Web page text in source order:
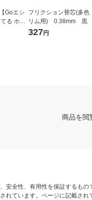
Goエシ
る ホワ
ノック
フリクション替芯(多色
リム用) 0.38mm 黒
本 LFBTRF30UF-3B
327円
商品を閲
全性、有用性を保証するもの
ています。ページに記載さ